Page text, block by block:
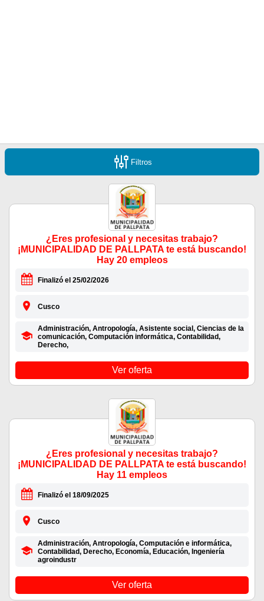
Filtros
¿Eres profesional y necesitas trabajo?
¡MUNICIPALIDAD DE PALLPATA te está buscando!
Hay 20 empleos
Finalizó el 25/02/2026
Cusco
Administración, Antropología, Asistente social, Ciencias de la
comunicación, Computación informática, Contabilidad,
Derecho,
Ver oferta
¿Eres profesional y necesitas trabajo?
¡MUNICIPALIDAD DE PALLPATA te está buscando!
Hay 11 empleos
Finalizó el 18/09/2025
Cusco
Administración, Antropología, Computación e informática,
Contabilidad, Derecho, Economía, Educación, Ingeniería
agroindustr
Ver oferta